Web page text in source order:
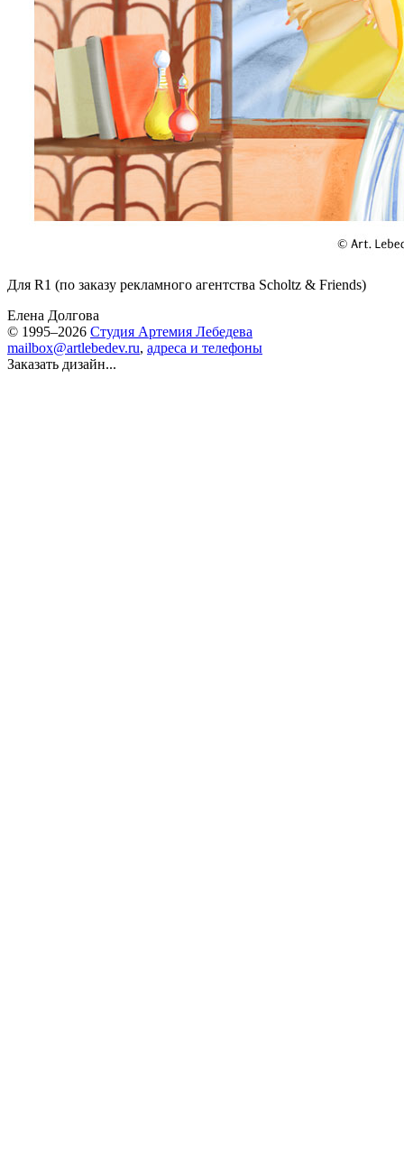
Для R1 (по заказу рекламного агентства Sсholtz & Friends)
Елена Долгова
© 1995–2026 Студия Артемия Лебедева
mailbox@artlebedev.ru, адреса и телефоны
Заказать дизайн...